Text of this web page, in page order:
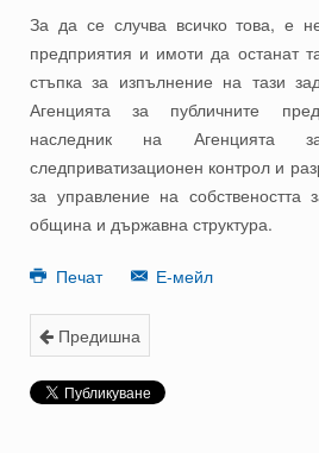
За да се случва всичко това, е
предприятия и имоти да останат
стъпка за изпълнение на тази
Агенцията за публичните
наследник на Агенцията
следприватизационен контрол и
за управление на собствеността
община и държавна структура.
Печат Е-мейл
Предишна